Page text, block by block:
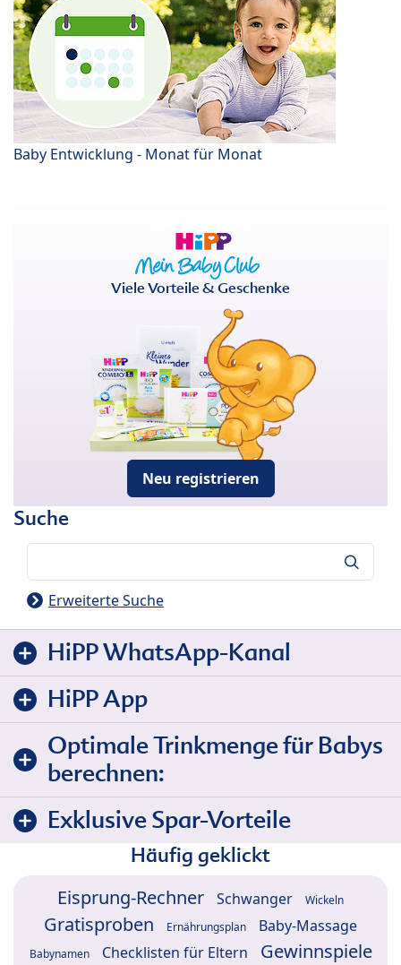
Baby Entwicklung - Monat für Monat
Viele Vorteile & Geschenke
Neu registrieren
Suche
Erweiterte Suche
HiPP WhatsApp-Kanal
HiPP App
Optimale Trinkmenge für Babys
berechnen:
Exklusive Spar-Vorteile
Häufig geklickt
Eisprung-Rechner Schwanger Wickeln
Gratisproben Ernährungsplan Baby-Massage
Babynamen Checklisten für Eltern
Gewinnspiele